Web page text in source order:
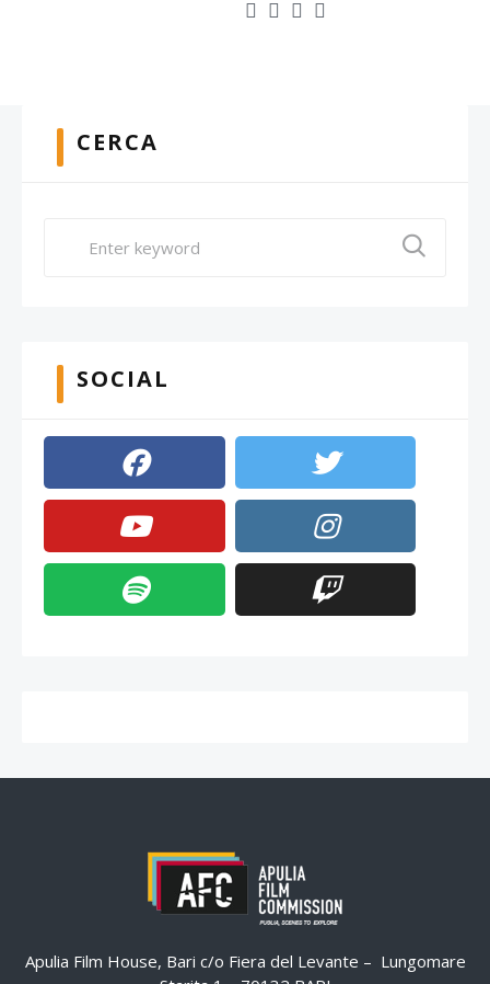
CERCA
SOCIAL
Apulia Film House, Bari c/o Fiera del Levante – Lungomare